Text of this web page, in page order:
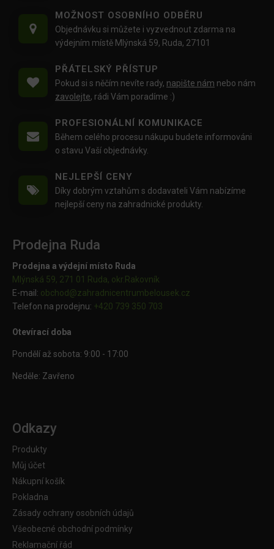
MOŽNOST OSOBNÍHO ODBĚRU
Objednávku si můžete i vyzvednout zdarma na
výdejním místě Mlýnská 59, Ruda, 27101
PŘÁTELSKÝ PŘÍSTUP
Pokud si s něčím nevíte rady, napište nám nebo nám
zavolejte, rádi Vám poradíme :)
PROFESIONÁLNÍ KOMUNIKACE
Během celého procesu nákupu budete informováni
o stavu Vaší objednávky.
NEJLEPŠÍ CENY
Díky dobrým vztahům s dodavateli Vám nabízíme
nejlepší ceny na zahradnické produkty.
Prodejna Ruda
Prodejna a výdejní místo Ruda
Mlýnská 59, 271 01 Ruda, okr.Rakovník
E-mail: obchod@zahradnicentrumbelousek.cz
Telefon na prodejnu: +420 739 350 703
Otevírací doba
Pondělí až sobota: 9:00 - 17:00
Neděle: Zavřeno
Odkazy
Produkty
Můj účet
Nákupní košík
Pokladna
Zásady ochrany osobních údajů
Všeobecné obchodní podmínky
Reklamační řád